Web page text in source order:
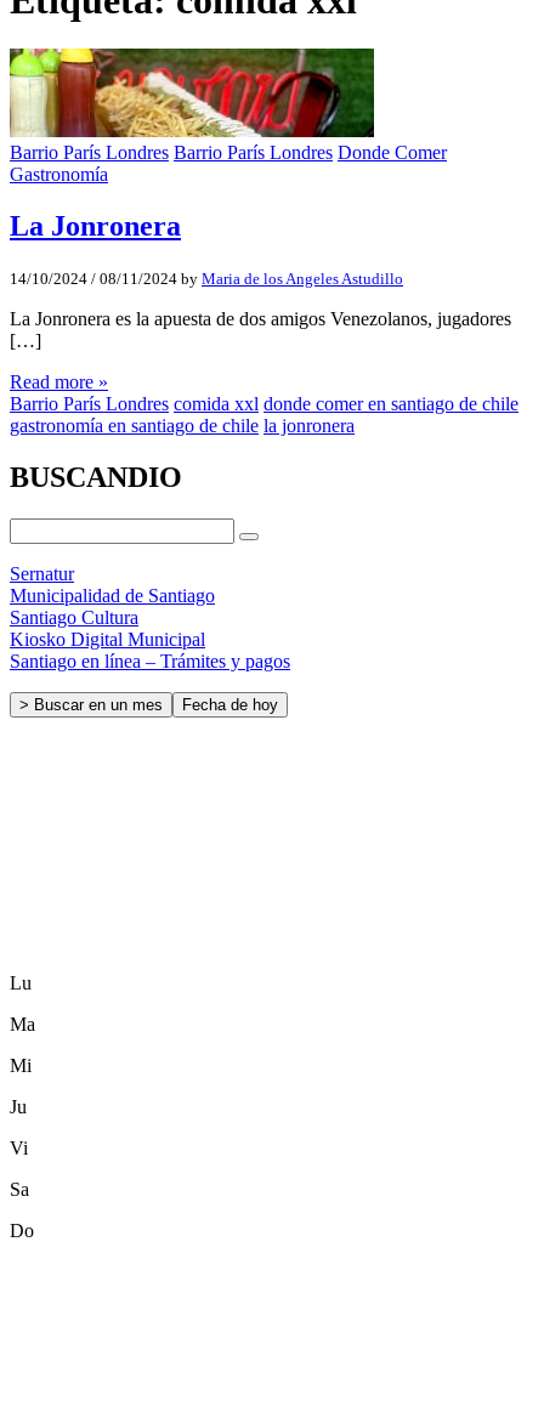
Barrio París Londres Barrio París Londres Donde Comer
Gastronomía
La Jonronera
14/10/2024 / 08/11/2024 by Maria de los Angeles Astudillo
La Jonronera es la apuesta de dos amigos Venezolanos, jugadores
[…]
Read more »
Barrio París Londres comida xxl donde comer en santiago de chile
gastronomía en santiago de chile la jonronera
BUSCANDIO
Sernatur
Municipalidad de Santiago
Santiago Cultura
Kiosko Digital Municipal
Santiago en línea – Trámites y pagos
> Buscar en un mes Fecha de hoy
Lu
Ma
Mi
Ju
Vi
Sa
Do